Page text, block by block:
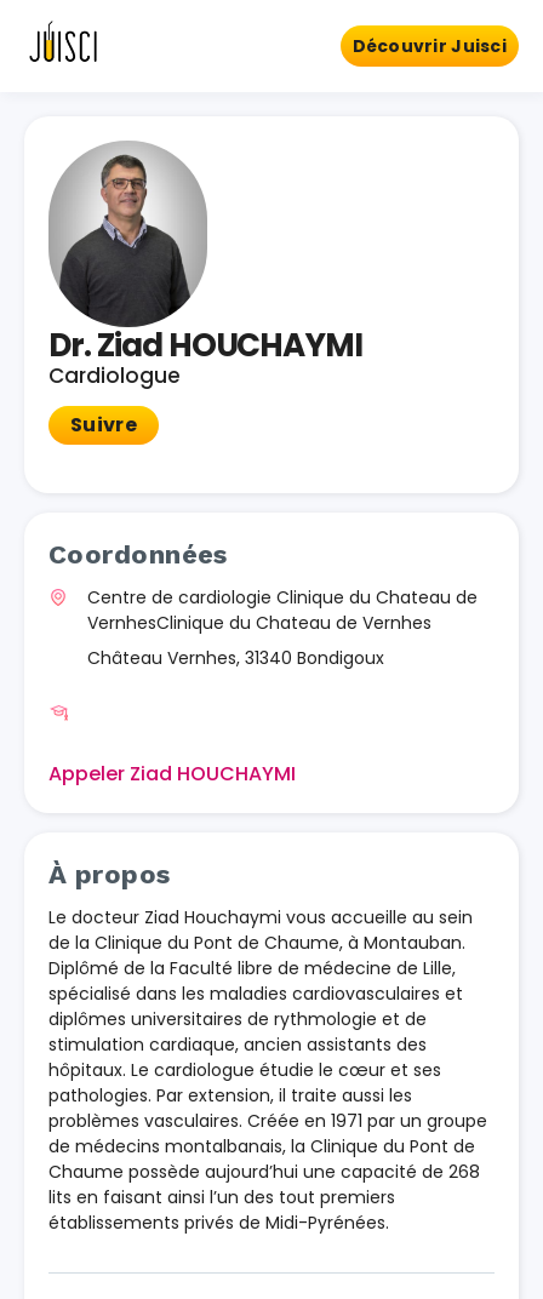
Découvrir Juisci
Dr. Ziad HOUCHAYMI
Cardiologue
Suivre
Coordonnées
Centre de cardiologie Clinique du Chateau de
VernhesClinique du Chateau de Vernhes
Château Vernhes, 31340 Bondigoux
Appeler Ziad HOUCHAYMI
À propos
Le docteur Ziad Houchaymi vous accueille au sein
de la Clinique du Pont de Chaume, à Montauban.
Diplômé de la Faculté libre de médecine de Lille,
spécialisé dans les maladies cardiovasculaires et
diplômes universitaires de rythmologie et de
stimulation cardiaque, ancien assistants des
hôpitaux. Le cardiologue étudie le cœur et ses
pathologies. Par extension, il traite aussi les
problèmes vasculaires. Créée en 1971 par un groupe
de médecins montalbanais, la Clinique du Pont de
Chaume possède aujourd’hui une capacité de 268
lits en faisant ainsi l’un des tout premiers
établissements privés de Midi-Pyrénées.